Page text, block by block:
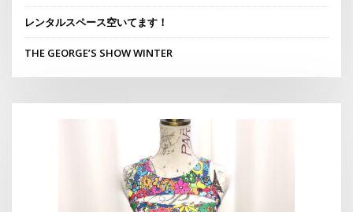
レンタルスペース空いてます！
THE GEORGE’S SHOW WINTER